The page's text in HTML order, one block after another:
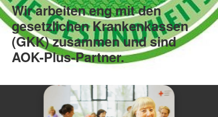
Wir arbeiten eng mit den
gesetzlichen Krankenkassen
(GKK) zusammen und sind
AOK-Plus-Partner.